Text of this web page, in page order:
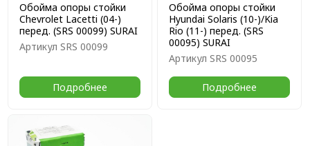
Обойма опоры стойки
Chevrolet Lacetti (04-)
перед. (SRS 00099) SURAI
Артикул SRS 00099
Подробнее
Обойма опоры стойки
Hyundai Solaris (10-)/Kia
Rio (11-) перед. (SRS
00095) SURAI
Артикул SRS 00095
Подробнее